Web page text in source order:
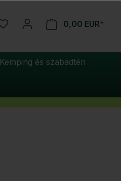
0,00 EUR*
Kemping és szabadtéri